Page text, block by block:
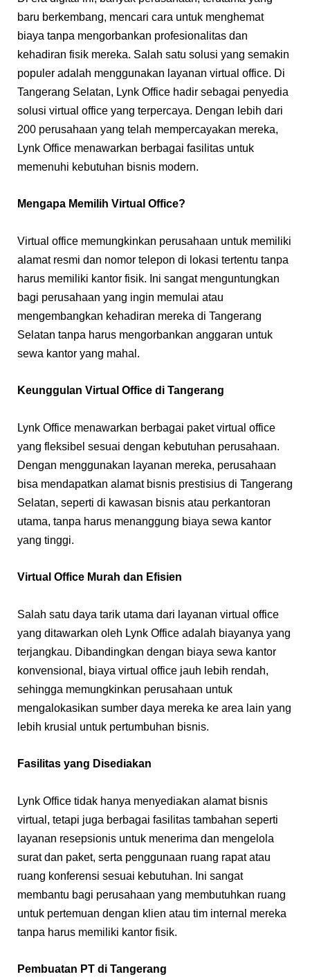
baru berkembang, mencari cara untuk menghemat
biaya tanpa mengorbankan profesionalitas dan
kehadiran fisik mereka. Salah satu solusi yang semakin
populer adalah menggunakan layanan virtual office. Di
Tangerang Selatan, Lynk Office hadir sebagai penyedia
solusi virtual office yang terpercaya. Dengan lebih dari
200 perusahaan yang telah mempercayakan mereka,
Lynk Office menawarkan berbagai fasilitas untuk
memenuhi kebutuhan bisnis modern.
Mengapa Memilih Virtual Office?
Virtual office memungkinkan perusahaan untuk memiliki
alamat resmi dan nomor telepon di lokasi tertentu tanpa
harus memiliki kantor fisik. Ini sangat menguntungkan
bagi perusahaan yang ingin memulai atau
mengembangkan kehadiran mereka di Tangerang
Selatan tanpa harus mengorbankan anggaran untuk
sewa kantor yang mahal.
Keunggulan Virtual Office di Tangerang
Lynk Office menawarkan berbagai paket virtual office
yang fleksibel sesuai dengan kebutuhan perusahaan.
Dengan menggunakan layanan mereka, perusahaan
bisa mendapatkan alamat bisnis prestisius di Tangerang
Selatan, seperti di kawasan bisnis atau perkantoran
utama, tanpa harus menanggung biaya sewa kantor
yang tinggi.
Virtual Office Murah dan Efisien
Salah satu daya tarik utama dari layanan virtual office
yang ditawarkan oleh Lynk Office adalah biayanya yang
terjangkau. Dibandingkan dengan biaya sewa kantor
konvensional, biaya virtual office jauh lebih rendah,
sehingga memungkinkan perusahaan untuk
mengalokasikan sumber daya mereka ke area lain yang
lebih krusial untuk pertumbuhan bisnis.
Fasilitas yang Disediakan
Lynk Office tidak hanya menyediakan alamat bisnis
virtual, tetapi juga berbagai fasilitas tambahan seperti
layanan resepsionis untuk menerima dan mengelola
surat dan paket, serta penggunaan ruang rapat atau
ruang konferensi sesuai kebutuhan. Ini sangat
membantu bagi perusahaan yang membutuhkan ruang
untuk pertemuan dengan klien atau tim internal mereka
tanpa harus memiliki kantor fisik.
Pembuatan PT di Tangerang